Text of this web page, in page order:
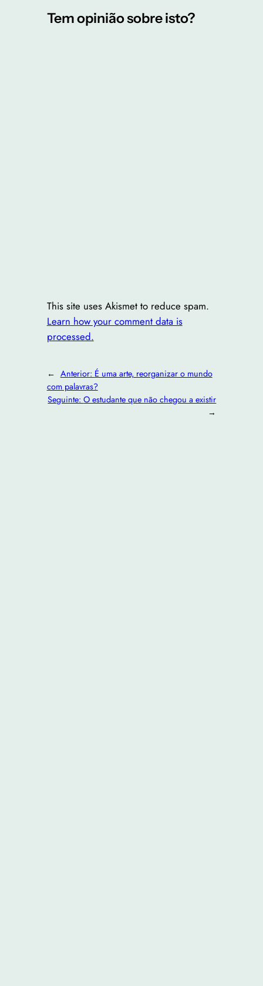
Tem opinião sobre isto?
This site uses Akismet to reduce spam.
Learn how your comment data is
processed.
← Anterior: É uma arte, reorganizar o mundo
com palavras?
Seguinte:O estudante que não chegou a existir
→